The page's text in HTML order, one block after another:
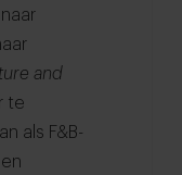
and
te
als F&B-